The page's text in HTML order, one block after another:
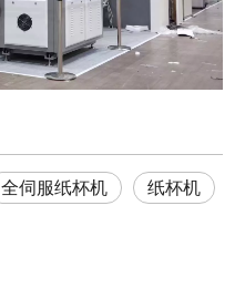
全伺服纸杯机 纸杯机